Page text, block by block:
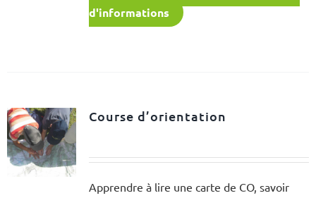
d'informations
Course d’orientation
Apprendre à lire une carte de CO, savoir